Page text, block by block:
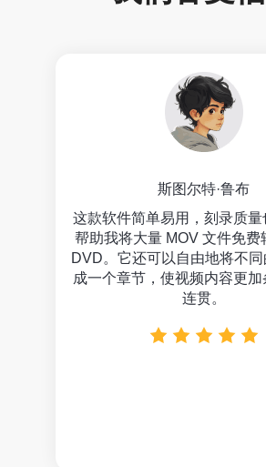
斯图尔特·鲁布
这款软件简单易用，刻录质量
帮助我将大量 MOV 文件免费
DVD。它还可以自由地将不
成一个章节，使视频内容更加
连贯。